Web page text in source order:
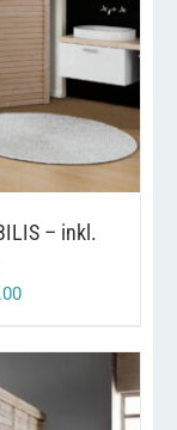
– inkl.